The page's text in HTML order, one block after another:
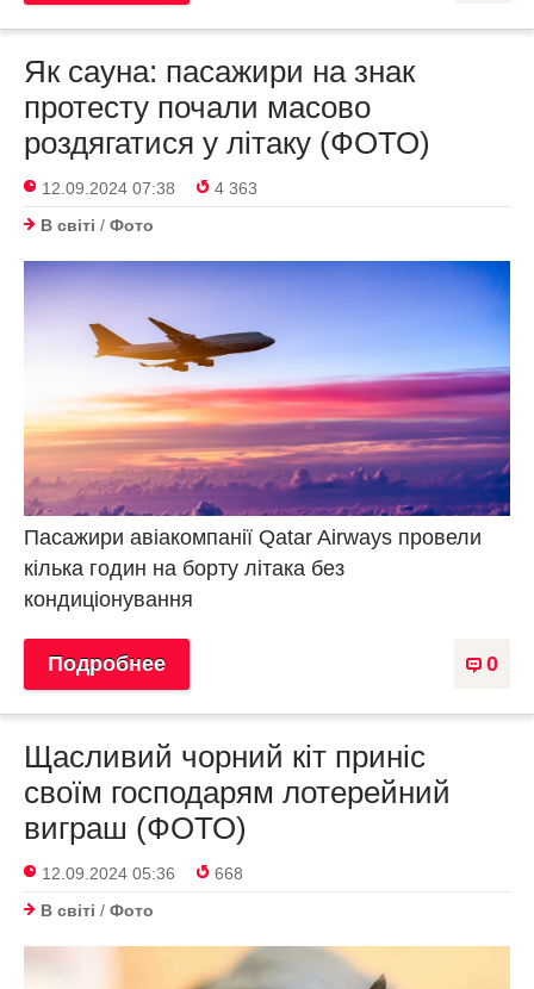
Як сауна: пасажири на знак
протесту почали масово
роздягатися у літаку (ФОТО)
12.09.2024 07:38
4 363
В світі / Фото
Пасажири авіакомпанії Qatar Airways провели
кілька годин на борту літака без
кондиціонування
0
Подробнее
Щасливий чорний кіт приніс
своїм господарям лотерейний
виграш (ФОТО)
12.09.2024 05:36
668
В світі / Фото